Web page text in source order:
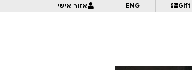
Gift
ENG אזור אישי